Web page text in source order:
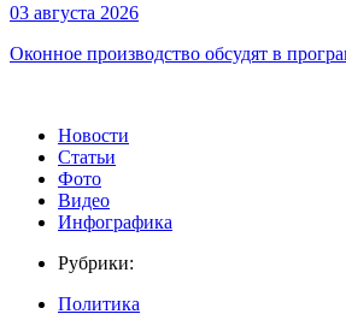
03 августа 2026
Оконное производство обсудят в
Новости
Статьи
Фото
Видео
Инфографика
Рубрики:
Политика